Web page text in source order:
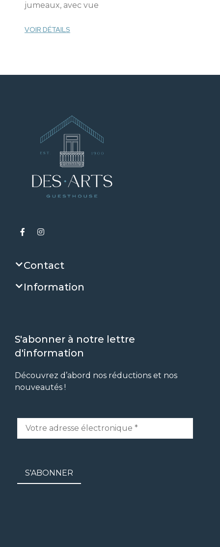
jumeaux, avec vue
VOIR DÉTAILS
Contact
Information
S'abonner à notre lettre
d'information
Découvrez d’abord nos réductions et nos
nouveautés !